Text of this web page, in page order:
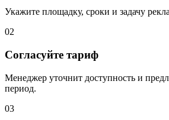
Укажите площадку, сроки и задачу
02
Согласуйте тариф
Менеджер уточнит доступность и
период.
03